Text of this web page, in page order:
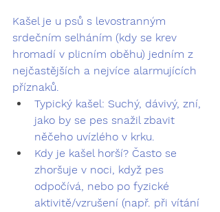
Kašel je u psů s levostranným
srdečním selháním (kdy se krev
hromadí v plicním oběhu) jedním z
nejčastějších a nejvíce alarmujících
příznaků.
Typický kašel: Suchý, dávivý, zní,
jako by se pes snažil zbavit
něčeho uvízlého v krku.
Kdy je kašel horší? Často se
zhoršuje v noci, když pes
odpočívá, nebo po fyzické
aktivitě/vzrušení (např. při vítání